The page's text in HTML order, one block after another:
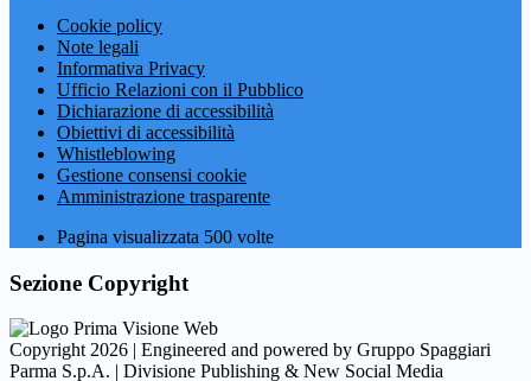
Cookie policy
Note legali
Informativa Privacy
Ufficio Relazioni con il Pubblico
Dichiarazione di accessibilità
Obiettivi di accessibilità
Whistleblowing
Gestione consensi cookie
Amministrazione trasparente
Pagina visualizzata 500 volte
Sezione Copyright
Copyright 2026 | Engineered and powered by Gruppo Spaggiari
Parma S.p.A. | Divisione Publishing & New Social Media